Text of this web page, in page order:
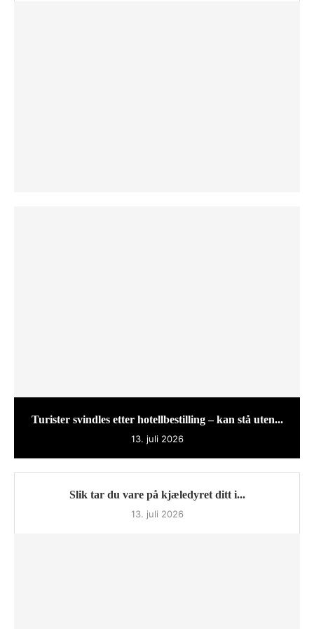
Turister svindles etter hotellbestilling – kan stå uten...
13. juli 2026
Slik tar du vare på kjæledyret ditt i...
13. juli 2026